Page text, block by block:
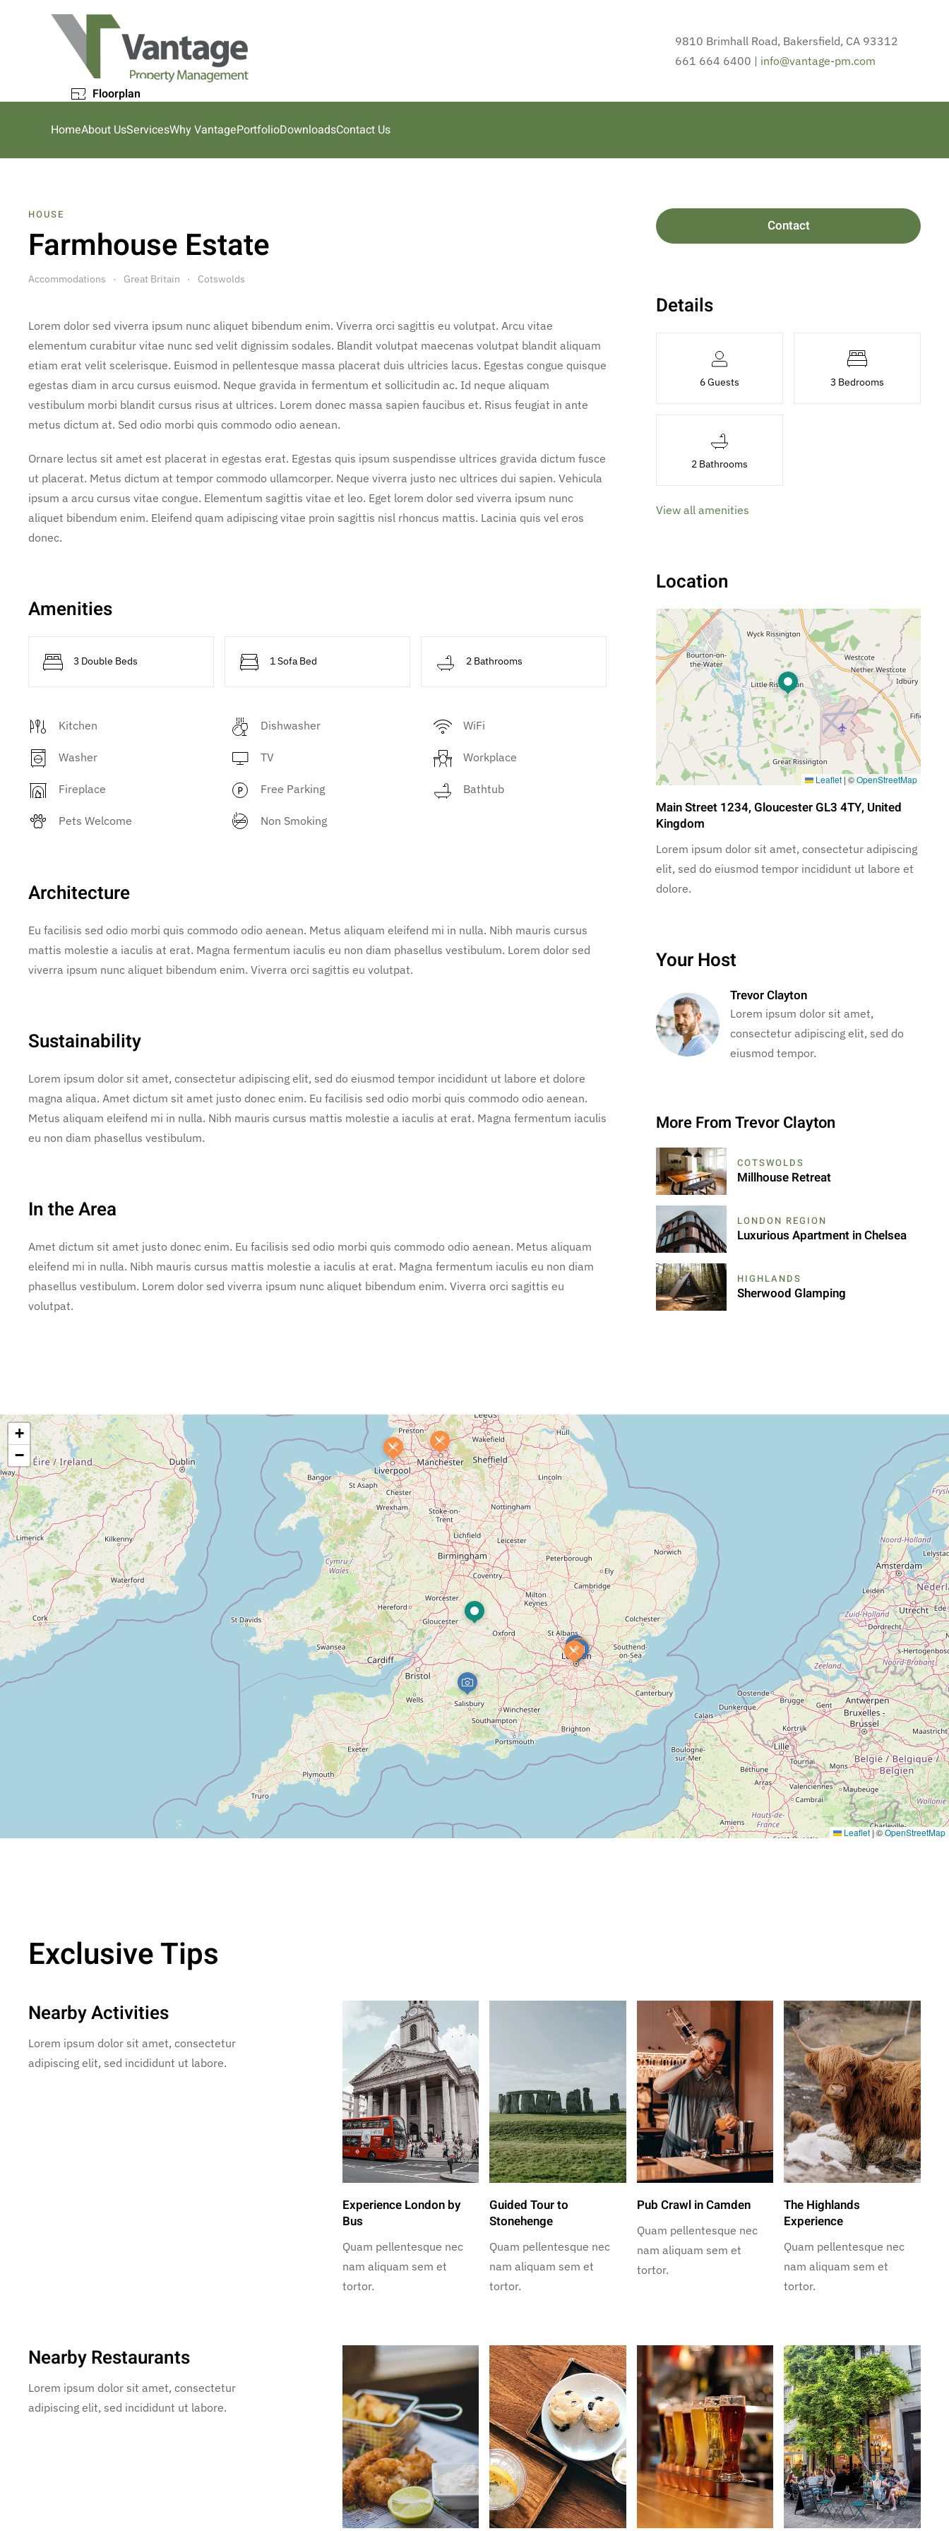
Skip to main content
9810 Brimhall Road, Bakersfield, CA 93312
661 664 6400 | info@vantage-pm.com
HomeAbout UsServicesWhy VantagePortfolioDownloadsContact Us
Floorplan
HOUSE
Farmhouse Estate
Accommodations Great Britain Cotswolds
Lorem dolor sed viverra ipsum nunc aliquet bibendum enim. Viverra orci sagittis eu volutpat. Arcu vitae
elementum curabitur vitae nunc sed velit dignissim sodales. Blandit volutpat maecenas volutpat blandit aliquam
etiam erat velit scelerisque. Euismod in pellentesque massa placerat duis ultricies lacus. Egestas congue quisque
egestas diam in arcu cursus euismod. Neque gravida in fermentum et sollicitudin ac. Id neque aliquam
vestibulum morbi blandit cursus risus at ultrices. Lorem donec massa sapien faucibus et. Risus feugiat in ante
metus dictum at. Sed odio morbi quis commodo odio aenean.
Ornare lectus sit amet est placerat in egestas erat. Egestas quis ipsum suspendisse ultrices gravida dictum fusce
ut placerat. Metus dictum at tempor commodo ullamcorper. Neque viverra justo nec ultrices dui sapien. Vehicula
ipsum a arcu cursus vitae congue. Elementum sagittis vitae et leo. Eget lorem dolor sed viverra ipsum nunc
aliquet bibendum enim. Eleifend quam adipiscing vitae proin sagittis nisl rhoncus mattis. Lacinia quis vel eros
donec.
Amenities
3 Double Beds 1 Sofa Bed 2 Bathrooms
Kitchen Dishwasher WiFi
Washer TV Workplace
Fireplace Free Parking Bathtub
Pets Welcome Non Smoking
Architecture
Eu facilisis sed odio morbi quis commodo odio aenean. Metus aliquam eleifend mi in nulla. Nibh mauris cursus
mattis molestie a iaculis at erat. Magna fermentum iaculis eu non diam phasellus vestibulum. Lorem dolor sed
viverra ipsum nunc aliquet bibendum enim. Viverra orci sagittis eu volutpat.
Sustainability
Lorem ipsum dolor sit amet, consectetur adipiscing elit, sed do eiusmod tempor incididunt ut labore et dolore
magna aliqua. Amet dictum sit amet justo donec enim. Eu facilisis sed odio morbi quis commodo odio aenean.
Metus aliquam eleifend mi in nulla. Nibh mauris cursus mattis molestie a iaculis at erat. Magna fermentum iaculis
eu non diam phasellus vestibulum.
In the Area
Amet dictum sit amet justo donec enim. Eu facilisis sed odio morbi quis commodo odio aenean. Metus aliquam
eleifend mi in nulla. Nibh mauris cursus mattis molestie a iaculis at erat. Magna fermentum iaculis eu non diam
phasellus vestibulum. Lorem dolor sed viverra ipsum nunc aliquet bibendum enim. Viverra orci sagittis eu
volutpat.
Contact
Details
6 Guests 3 Bedrooms
2 Bathrooms
View all amenities
Location
Leaflet | ©OpenStreetMap
Main Street 1234, Gloucester GL3 4TY, United
Kingdom
Lorem ipsum dolor sit amet, consectetur adipiscing
elit, sed do eiusmod tempor incididunt ut labore et
dolore.
Your Host
Trevor Clayton
Lorem ipsum dolor sit amet,
consectetur adipiscing elit, sed do
eiusmod tempor.
More From Trevor Clayton
COTSWOLDS
Millhouse Retreat
LONDON REGION
Luxurious Apartment in Chelsea
HIGHLANDS
Sherwood Glamping
+
−
Leaflet |©OpenStreetMap
Exclusive Tips
Nearby Activities
Lorem ipsum dolor sit amet, consectetur
adipiscing elit, sed incididunt ut labore.
Experience London by
Bus
Quam pellentesque nec
nam aliquam sem et
tortor.
Guided Tour to
Stonehenge
Quam pellentesque nec
nam aliquam sem et
tortor.
Pub Crawl in Camden
Quam pellentesque nec
nam aliquam sem et
tortor.
The Highlands
Experience
Quam pellentesque nec
nam aliquam sem et
tortor.
Nearby Restaurants
Lorem ipsum dolor sit amet, consectetur
adipiscing elit, sed incididunt ut labore.